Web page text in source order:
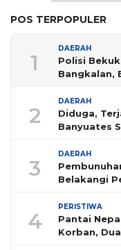
POS TERPOPULER
1
DAERAH
Polisi
Bangkalan,
2
DAERAH
Diduga,
Banyuates
3
DAERAH
Belakangi
4
PERISTIWA
Pantai
Korban,